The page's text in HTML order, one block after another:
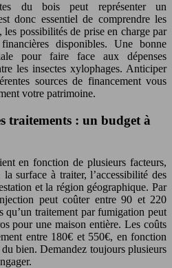
du bois peut représenter un
donc essentiel de comprendre les
les possibilités de prise en charge par
disponibles. Une bonne
pour faire face aux dépenses
les insectes xylophages. Anticiper
sources de financement vous
votre patrimoine.
traitements : un budget à
en fonction de plusieurs facteurs,
surface à traiter, l’accessibilité des
et la région géographique. Par
peut coûter entre 90 et 220
qu’un traitement par fumigation peut
pour une maison entière. Les coûts
entre 180€ et 550€, en fonction
bien. Demandez toujours plusieurs